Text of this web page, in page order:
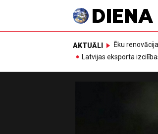
AKTUĀLI Ēku
Latvijas eksporta